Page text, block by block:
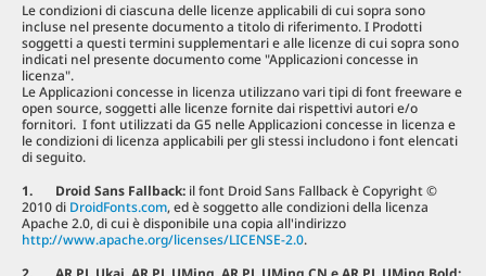
Le condizioni di ciascuna delle licenze applicabili di cui sopra sono
incluse nel presente documento a titolo di riferimento. I Prodotti
soggetti a questi termini supplementari e alle licenze di cui sopra sono
indicati nel presente documento come "Applicazioni concesse in
licenza".
Le Applicazioni concesse in licenza utilizzano vari tipi di font freeware e
open source, soggetti alle licenze fornite dai rispettivi autori e/o
fornitori. I font utilizzati da G5 nelle Applicazioni concesse in licenza e
le condizioni di licenza applicabili per gli stessi includono i font elencati
di seguito.
1. Droid Sans Fallback: il font Droid Sans Fallback è Copyright ©
2010 di DroidFonts.com, ed è soggetto alle condizioni della licenza
Apache 2.0, di cui è disponibile una copia all'indirizzo
http://www.apache.org/licenses/LICENSE-2.0.